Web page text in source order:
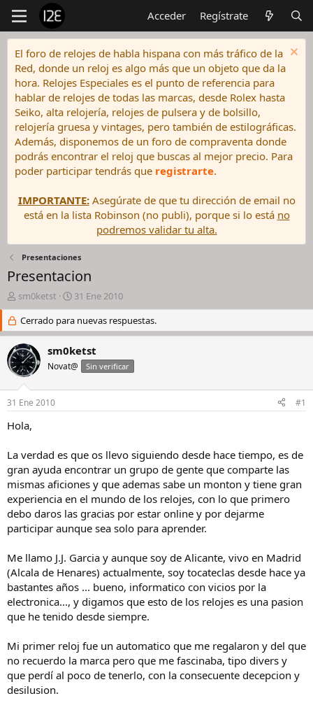
Acceder Regístrate
El foro de relojes de habla hispana con más tráfico de la
Red, donde un reloj es algo más que un objeto que da la
hora. Relojes Especiales es el punto de referencia para
hablar de relojes de todas las marcas, desde Rolex hasta
Seiko, alta relojería, relojes de pulsera y de bolsillo,
relojería gruesa y vintages, pero también de estilográficas.
Además, disponemos de un foro de compraventa donde
podrás encontrar el reloj que buscas al mejor precio. Para
poder participar tendrás que registrarte.
IMPORTANTE:Asegúrate de que tu dirección de email no
está en la lista Robinson (no publi), porque si lo está no
podremos validar tu alta.
Presentaciones
Presentacion
I
n
c
i
a
d
o
d
e
l
i
l
o
sm0ketst
F
e
c
h
d
e
i
31 Ene 2010
Cerrado para nuevas respuestas.
sm0ketst
Novat@ Sin verificar
31 Ene 2010 #1
Hola,
La verdad es que os llevo siguiendo desde hace tiempo, es de
gran ayuda encontrar un grupo de gente que comparte las
mismas aficiones y que ademas sabe un monton y tiene gran
experiencia en el mundo de los relojes, con lo que primero
debo daros las gracias por estar online y por dejarme
participar aunque sea solo para aprender.
Me llamo J.J. Garcia y aunque soy de Alicante, vivo en Madrid
(Alcala de Henares) actualmente, soy tocateclas desde hace ya
bastantes años ... bueno, informatico con vicios por la
electronica..., y digamos que esto de los relojes es una pasion
que he tenido desde siempre.
Mi primer reloj fue un automatico que me regalaron y del que
no recuerdo la marca pero que me fascinaba, tipo divers y
que perdí al poco de tenerlo, con la consecuente decepcion y
desilusion.